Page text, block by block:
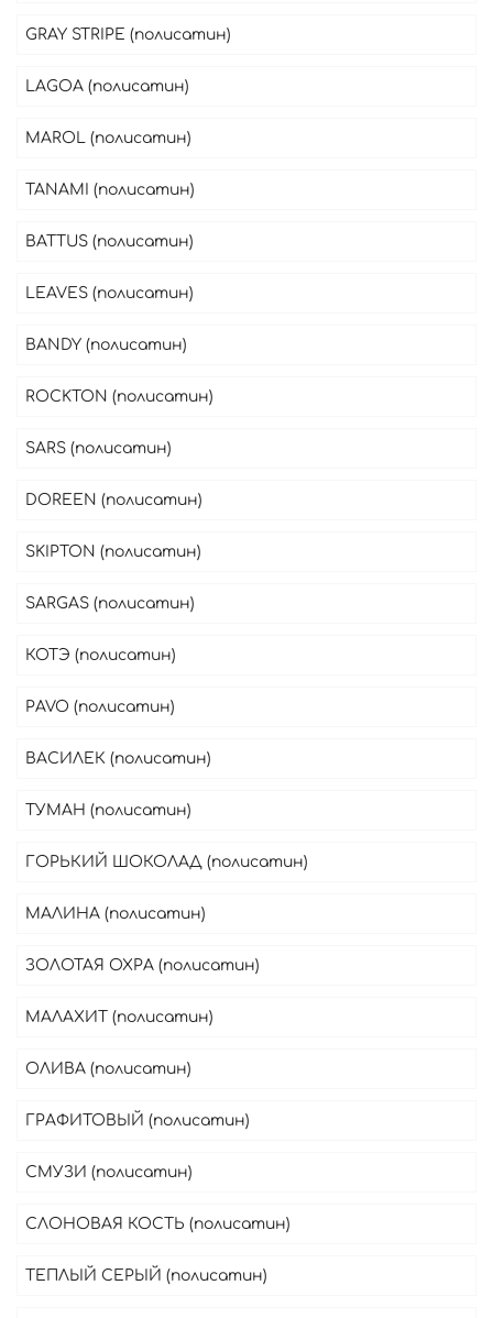
GRAY STRIPE (полисатин)
LAGOA (полисатин)
MAROL (полисатин)
TANAMI (полисатин)
BATTUS (полисатин)
LEAVES (полисатин)
BANDY (полисатин)
ROCKTON (полисатин)
SARS (полисатин)
DOREEN (полисатин)
SKIPTON (полисатин)
SARGAS (полисатин)
КОТЭ (полисатин)
PAVO (полисатин)
ВАСИЛЕК (полисатин)
ТУМАН (полисатин)
ГОРЬКИЙ ШОКОЛАД (полисатин)
МАЛИНА (полисатин)
ЗОЛОТАЯ ОХРА (полисатин)
МАЛАХИТ (полисатин)
ОЛИВА (полисатин)
ГРАФИТОВЫЙ (полисатин)
СМУЗИ (полисатин)
СЛОНОВАЯ КОСТЬ (полисатин)
ТЕПЛЫЙ СЕРЫЙ (полисатин)